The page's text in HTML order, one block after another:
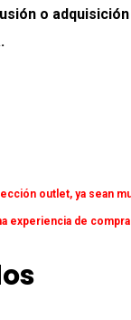
o
outlet, ya sean
de